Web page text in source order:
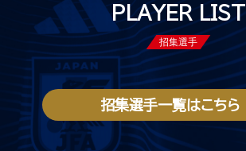
PLAYER LIST
招集選手
招集選手一覧はこちら